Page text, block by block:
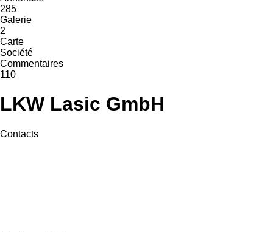
285
Galerie
2
Carte
Société
Commentaires
110
LKW Lasic GmbH
Contacts